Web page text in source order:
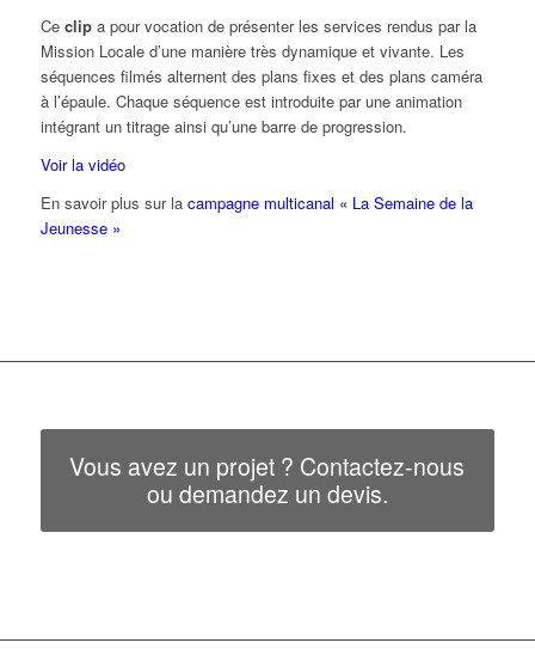
Ce clipa pour vocation de présenter les services rendus par la
Mission Locale d’une manière très dynamique et vivante. Les
séquences filmés alternent des plans fixes et des plans caméra
à l’épaule. Chaque séquence est introduite par une animation
intégrant un titrage ainsi qu’une barre de progression.
Voir la vidéo
En savoir plus sur la campagne multicanal « La Semaine de la
Jeunesse »
Vous avez un projet ? Contactez-nous
ou demandez un devis.